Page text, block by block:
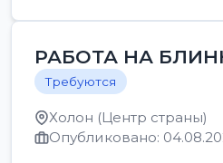
РАБОТА НА
Требуются
Холон (Центр страны)
Опубликовано: